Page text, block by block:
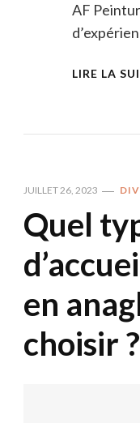
AF
LIRE LA
JUILLET 26, 2023
Quel
en
choisir ?